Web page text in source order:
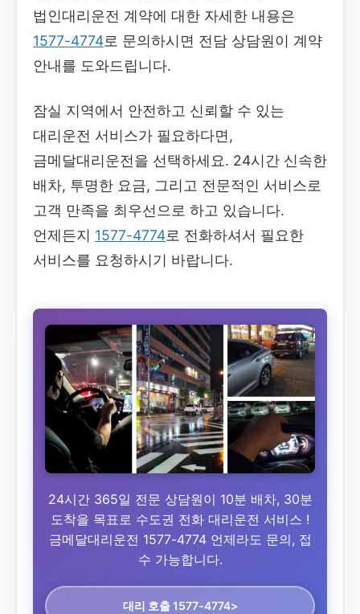
법인대리운전 계약에 대한 자세한 내용은
1577-4774로 문의하시면 전담 상담원이 계약
안내를 도와드립니다.
잠실 지역에서 안전하고 신뢰할 수 있는
대리운전 서비스가 필요하다면,
금메달대리운전을 선택하세요. 24시간 신속한
배차, 투명한 요금, 그리고 전문적인 서비스로
고객 만족을 최우선으로 하고 있습니다.
언제든지 1577-4774로 전화하셔서 필요한
서비스를 요청하시기 바랍니다.
24시간 365일 전문 상담원이 10분 배차, 30분
도착을 목표로 수도권 전화 대리운전 서비스 !
금메달대리운전 1577-4774 언제라도 문의, 접
수 가능합니다.
대리 호출 1577-4774>